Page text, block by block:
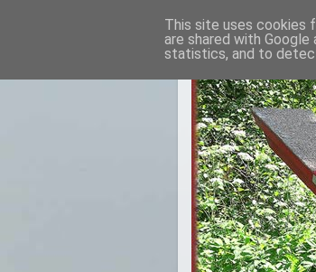
This site uses cookies
are shared with
statistics, and to